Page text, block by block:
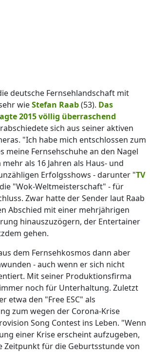
deutsche Fernsehlandschaft mit
wieStefan Raab(53). Das
2015 völlig überraschend
sich aus seiner aktiven
"Ich habe mich entschlossen zum
meine Fernsehschuhe an den Nagel
als 16 Jahren als Haus- und
Erfolgsshows - darunter "TV
"Wok-Weltmeisterschaft" - für
Zwar hatte der Sender laut Raab
Abschied mit einer mehrjährigen
hinauszuzögern, der Entertainer
gehen.
dem Fernsehkosmos dann aber
- auch wenn er sich nicht
Mit seiner Produktionsfirma
noch für Unterhaltung. Zuletzt
etwa den "Free ESC" als
zum wegen der Corona-Krise
Song Contest ins Leben. "Wenn
einer Krise erscheint aufzugeben,
Zeitpunkt für die Geburtsstunde von